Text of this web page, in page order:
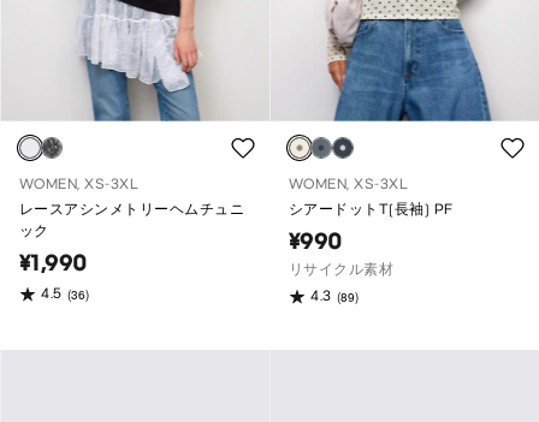
WOMEN, XS-3XL
レースアシンメトリーヘムチュニ
ック
¥1,990
4.5 (36)
WOMEN, XS-3XL
シアードットT(長袖) PF
¥990
リサイクル素材
4.3 (89)